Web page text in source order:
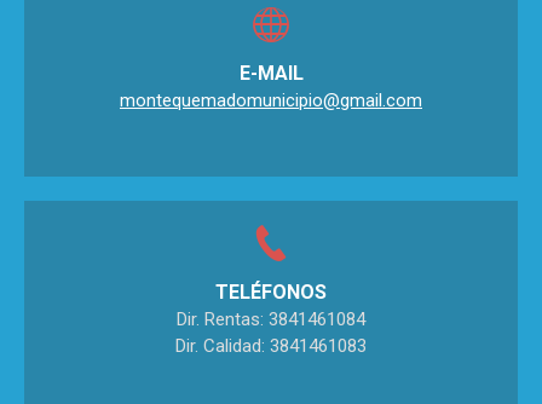
E-MAIL
montequemadomunicipio@gmail.com
TELÉFONOS
Dir. Rentas: 3841461084
Dir. Calidad: 3841461083